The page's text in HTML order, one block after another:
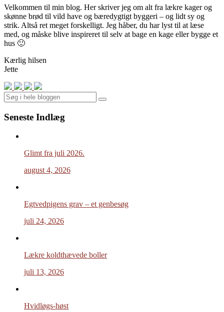
Velkommen til min blog. Her skriver jeg om alt fra lækre kager og
skønne brød til vild have og bæredygtigt byggeri – og lidt sy og
strik. Altså ret meget forskelligt. Jeg håber, du har lyst til at læse
med, og måske blive inspireret til selv at bage en kage eller bygge et
hus 🙂
Kærlig hilsen
Jette
Search
Seneste Indlæg
Glimt fra juli 2026.
august 4, 2026
Egtvedpigens grav – et genbesøg
juli 24, 2026
Lækre koldthævede boller
juli 13, 2026
Hvidløgs-høst